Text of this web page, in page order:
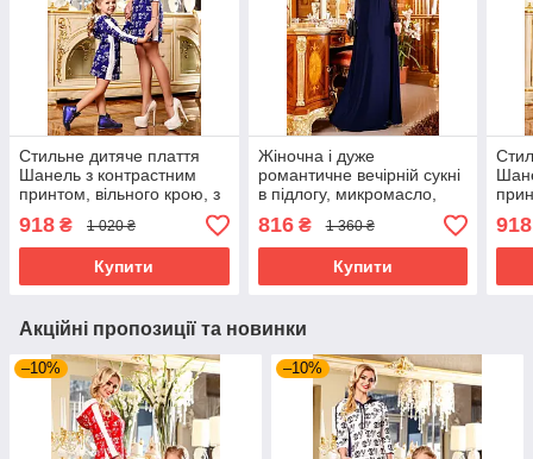
Стильне дитяче плаття
Шанель з контрастним
принтом, вільного крою, з
капюшоном, у
спортивному стилі
918 ₴ 1 020 ₴
Купити
Жіночна і дуже
романтичне вечірній сукні
в підлогу, микромасло,
еко-шкіра, перфорована
шкіра, розмір 44-48
816₴ 1 360 ₴
Купити
918
Акційні пропозиції та новинки
–10% –10%